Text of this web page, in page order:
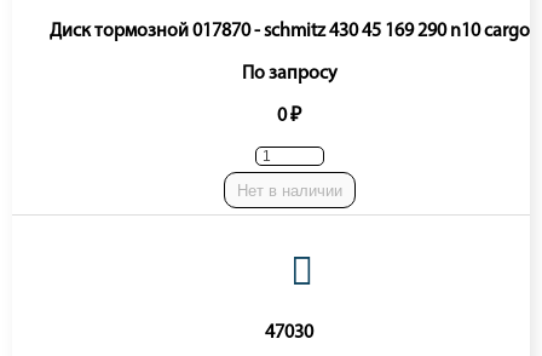
Диск тормозной 017870 - schmitz 430 45 169 290 n10 cargo
По запросу
0 ₽
Нет в наличии
47030